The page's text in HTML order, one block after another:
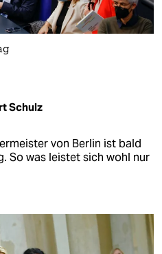
Schulz
von Berlin ist bald
So was leistet sich wohl nur